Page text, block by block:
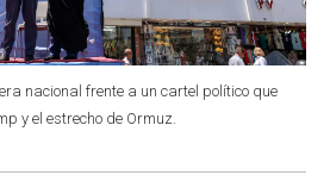
nacional frente a un cartel político que
y el estrecho de Ormuz.